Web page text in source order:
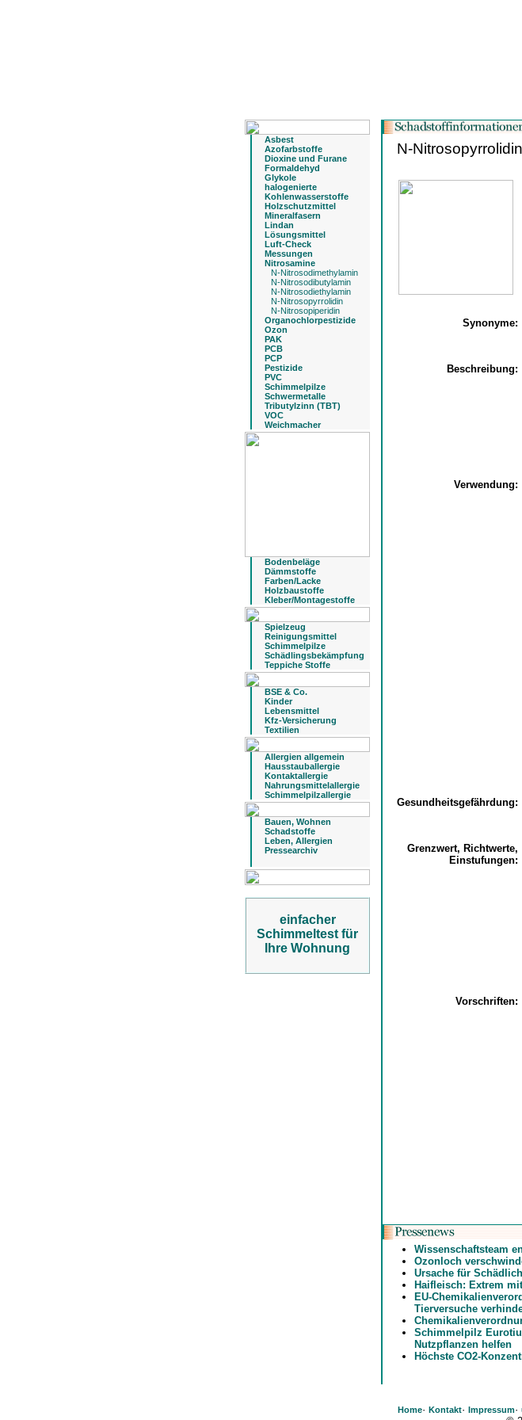
Asbest
Azofarbstoffe
Dioxine und Furane
Formaldehyd
Glykole
halogenierte
Kohlenwasserstoffe
Holzschutzmittel
Mineralfasern
Lindan
Lösungsmittel
Luft-Check
Messungen
Nitrosamine
N-Nitrosodimethylamin
N-Nitrosodibutylamin
N-Nitrosodiethylamin
N-Nitrosopyrrolidin
N-Nitrosopiperidin
Organochlorpestizide
Ozon
PAK
PCB
PCP
Pestizide
PVC
Schimmelpilze
Schwermetalle
Tributylzinn (TBT)
VOC
Weichmacher
Bodenbeläge
Dämmstoffe
Farben/Lacke
Holzbaustoffe
Kleber/Montagestoffe
Spielzeug
Reinigungsmittel
Schimmelpilze
Schädlingsbekämpfung
Teppiche Stoffe
BSE & Co.
Kinder
Lebensmittel
Kfz-Versicherung
Textilien
Allergien allgemein
Hausstauballergie
Kontaktallergie
Nahrungsmittelallergie
Schimmelpilzallergie
Bauen, Wohnen
Schadstoffe
Leben, Allergien
Pressearchiv
einfacher
Schimmeltest für
Ihre Wohnung
N-Nitrosopyrrolidin
Synonyme:
Beschreibung:
Verwendung:
Gesundheitsgefährdung:
Grenzwert, Richtwerte,
Einstufungen:
Vorschriften:
Wissenschaftsteam
Ozonloch
Ursache für
Haifleisch: Extrem
EU-
Tierversuche
Schimmelpilz
Nutzpflanzen helfen
Höchste CO2-
Home· Kontakt· Impressum·